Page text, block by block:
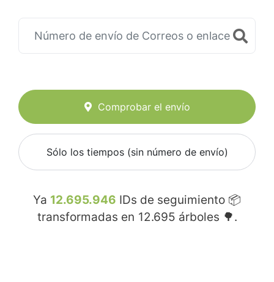
Comprobar el envío
Sólo los tiempos (sin número de envío)
Ya 12.695.946 IDs de seguimiento 📦
transformadas en 12.695 árboles 🌳.